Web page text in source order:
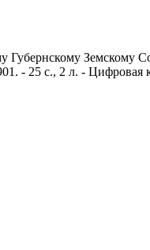
Земскому
- 25 с., 2 л. - Цифровая